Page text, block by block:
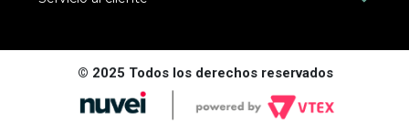
© 2025 Todos los derechos reservados